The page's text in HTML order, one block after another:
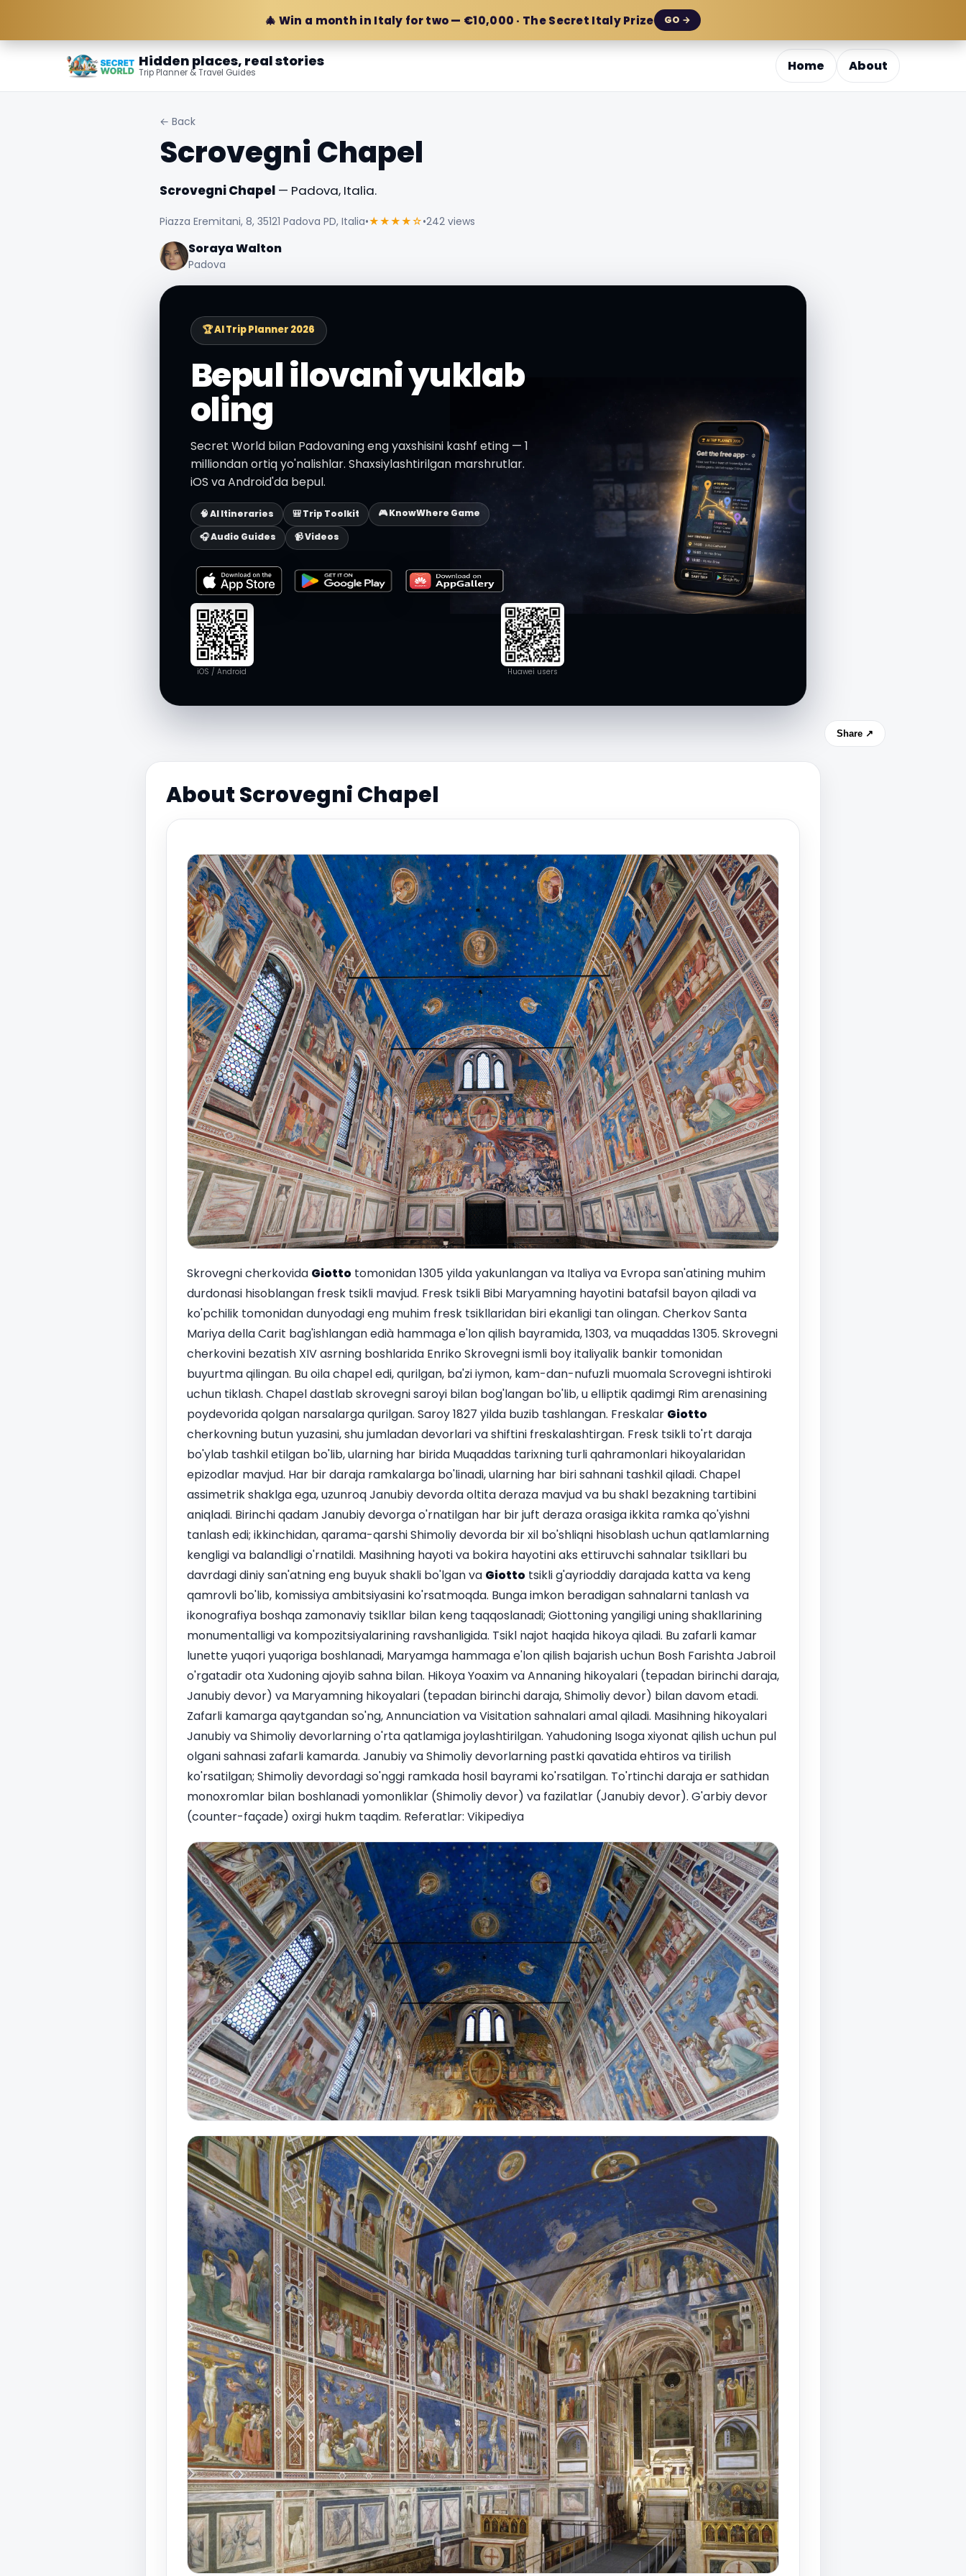
🎄 Win a month in Italy for two — €10,000 · The Secret Italy Prize GO →
Hidden places, real stories
Trip Planner & Travel Guides Home About
← Back
Scrovegni Chapel
Scrovegni Chapel— Padova, Italia.
Piazza Eremitani, 8, 35121 Padova PD, Italia•★★★★☆•242 views
Soraya Walton
Padova
🏆 AI Trip Planner 2026
Bepul ilovani yuklab
oling
Secret World bilan Padovaning eng yaxshisini kashf eting — 1
milliondan ortiq yo'nalishlar. Shaxsiylashtirilgan marshrutlar.
iOS va Android'da bepul.
🧠 AI Itineraries 🎒 Trip Toolkit
🎮 KnowWhere Game
🎧 Audio Guides
📹 Videos
iOS / Android Huawei users
Share ↗
About Scrovegni Chapel
Skrovegni cherkovida Giottotomonidan 1305 yilda yakunlangan va Italiya va Evropa san'atining muhim
durdonasi hisoblangan fresk tsikli mavjud. Fresk tsikli Bibi Maryamning hayotini batafsil bayon qiladi va
ko'pchilik tomonidan dunyodagi eng muhim fresk tsikllaridan biri ekanligi tan olingan. Cherkov Santa
Mariya della Carit bag'ishlangan edià hammaga e'lon qilish bayramida, 1303, va muqaddas 1305. Skrovegni
cherkovini bezatish XIV asrning boshlarida Enriko Skrovegni ismli boy italiyalik bankir tomonidan
buyurtma qilingan. Bu oila chapel edi, qurilgan, ba'zi iymon, kam-dan-nufuzli muomala Scrovegni ishtiroki
uchun tiklash. Chapel dastlab skrovegni saroyi bilan bog'langan bo'lib, u elliptik qadimgi Rim arenasining
poydevorida qolgan narsalarga qurilgan. Saroy 1827 yilda buzib tashlangan. Freskalar Giotto
cherkovning butun yuzasini, shu jumladan devorlari va shiftini freskalashtirgan. Fresk tsikli to'rt daraja
bo'ylab tashkil etilgan bo'lib, ularning har birida Muqaddas tarixning turli qahramonlari hikoyalaridan
epizodlar mavjud. Har bir daraja ramkalarga bo'linadi, ularning har biri sahnani tashkil qiladi. Chapel
assimetrik shaklga ega, uzunroq Janubiy devorda oltita deraza mavjud va bu shakl bezakning tartibini
aniqladi. Birinchi qadam Janubiy devorga o'rnatilgan har bir juft deraza orasiga ikkita ramka qo'yishni
tanlash edi; ikkinchidan, qarama-qarshi Shimoliy devorda bir xil bo'shliqni hisoblash uchun qatlamlarning
kengligi va balandligi o'rnatildi. Masihning hayoti va bokira hayotini aks ettiruvchi sahnalar tsikllari bu
davrdagi diniy san'atning eng buyuk shakli bo'lgan va Giottotsikli g'ayrioddiy darajada katta va keng
qamrovli bo'lib, komissiya ambitsiyasini ko'rsatmoqda. Bunga imkon beradigan sahnalarni tanlash va
ikonografiya boshqa zamonaviy tsikllar bilan keng taqqoslanadi; Giottoning yangiligi uning shakllarining
monumentalligi va kompozitsiyalarining ravshanligida. Tsikl najot haqida hikoya qiladi. Bu zafarli kamar
lunette yuqori yuqoriga boshlanadi, Maryamga hammaga e'lon qilish bajarish uchun Bosh Farishta Jabroil
o'rgatadir ota Xudoning ajoyib sahna bilan. Hikoya Yoaxim va Annaning hikoyalari (tepadan birinchi daraja,
Janubiy devor) va Maryamning hikoyalari (tepadan birinchi daraja, Shimoliy devor) bilan davom etadi.
Zafarli kamarga qaytgandan so'ng, Annunciation va Visitation sahnalari amal qiladi. Masihning hikoyalari
Janubiy va Shimoliy devorlarning o'rta qatlamiga joylashtirilgan. Yahudoning Isoga xiyonat qilish uchun pul
olgani sahnasi zafarli kamarda. Janubiy va Shimoliy devorlarning pastki qavatida ehtiros va tirilish
ko'rsatilgan; Shimoliy devordagi so'nggi ramkada hosil bayrami ko'rsatilgan. To'rtinchi daraja er sathidan
monoxromlar bilan boshlanadi yomonliklar (Shimoliy devor) va fazilatlar (Janubiy devor). G'arbiy devor
(counter-façade) oxirgi hukm taqdim. Referatlar: Vikipediya